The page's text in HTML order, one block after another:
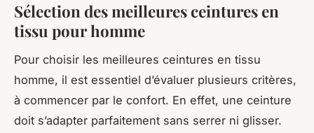
Sélection des meilleures ceintures en
tissu pour homme
Pour choisir les meilleures ceintures en tissu
homme, il est essentiel d’évaluer plusieurs critères,
à commencer par le confort. En effet, une ceinture
doit s’adapter parfaitement sans serrer ni glisser.